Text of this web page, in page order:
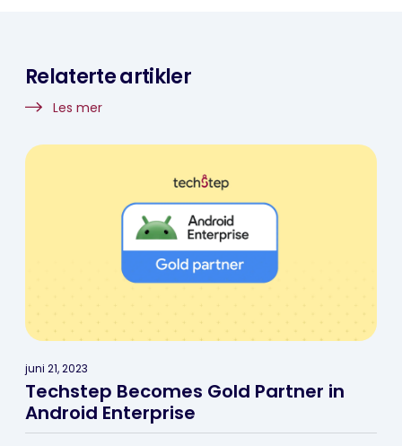
Relaterte artikler
Les mer
juni 21, 2023
Techstep Becomes Gold Partner in
Android Enterprise